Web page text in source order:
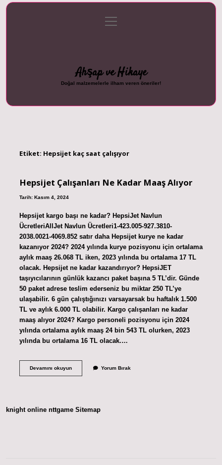
Gizlilik Politikası
menüyü
aç
Ahşap ve Hikaye
Doğal malzemelerle ilham veren öneriler!
Etiket: Hepsijet kaç saat çalışıyor
Hepsijet Çalışanları Ne Kadar Maaş Alıyor
Tarih: Kasım 4, 2024
Hepsijet kargo başı ne kadar? HepsiJet Navlun
ÜcretleriAllJet Navlun Ücretleri1-423.005-927.3810-
2038.0021-4069.852 satır daha Hepsijet kurye ne kadar
kazanıyor 2024? 2024 yılında kurye pozisyonu için ortalama
aylık maaş 26.068 TL iken, 2023 yılında bu ortalama 17 TL
olacak. Hepsijet ne kadar kazandırıyor? HepsiJET
taşıyıcılarının günlük kazancı paket başına 5 TL’dir. Günde
50 paket adrese teslim ederseniz bu miktar 250 TL’ye
ulaşabilir. 6 gün çalıştığınızı varsayarsak bu haftalık 1.500
TL ve aylık 6.000 TL olabilir. Kargo çalışanları ne kadar
maaş alıyor 2024? Kargo personeli pozisyonu için 2024
yılında ortalama aylık maaş 24 bin 543 TL olurken, 2023
yılında bu ortalama 16 TL olacak.…
Devamını okuyunHepsijet
Yorum Bırak
knight online nttgame Sitemap